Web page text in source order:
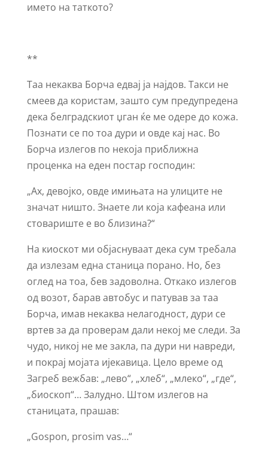
името на таткото?
**
Таа некаква Борча едвај ја најдов. Такси не
смеев да користам, зашто сум предупредена
дека белградскиот џган ќе ме одере до кожа.
Познати се по тоа дури и овде кај нас. Во
Борча излегов по некоја приближна
проценка на еден постар господин:
„Ах, девојко, овде имињата на улиците не
значат ништо. Знаете ли која кафеана или
стовариште е во близина?“
На киоскот ми објаснуваат дека сум требала
да излезам една станица порано. Но, без
оглед на тоа, бев задоволна. Откако излегов
од возот, барав автобус и патував за таа
Борча, имав некаква нелагодност, дури се
вртев за да проверам дали некој ме следи. За
чудо, никој не ме закла, па дури ни навреди,
и покрај мојата ијекавица. Цело време од
Загреб вежбав: „лево“, „хлеб“, „млеко“, „где“,
„биоскоп“… Залудно. Штом излегов на
станицата, прашав:
„Gospon, prosim vas…“